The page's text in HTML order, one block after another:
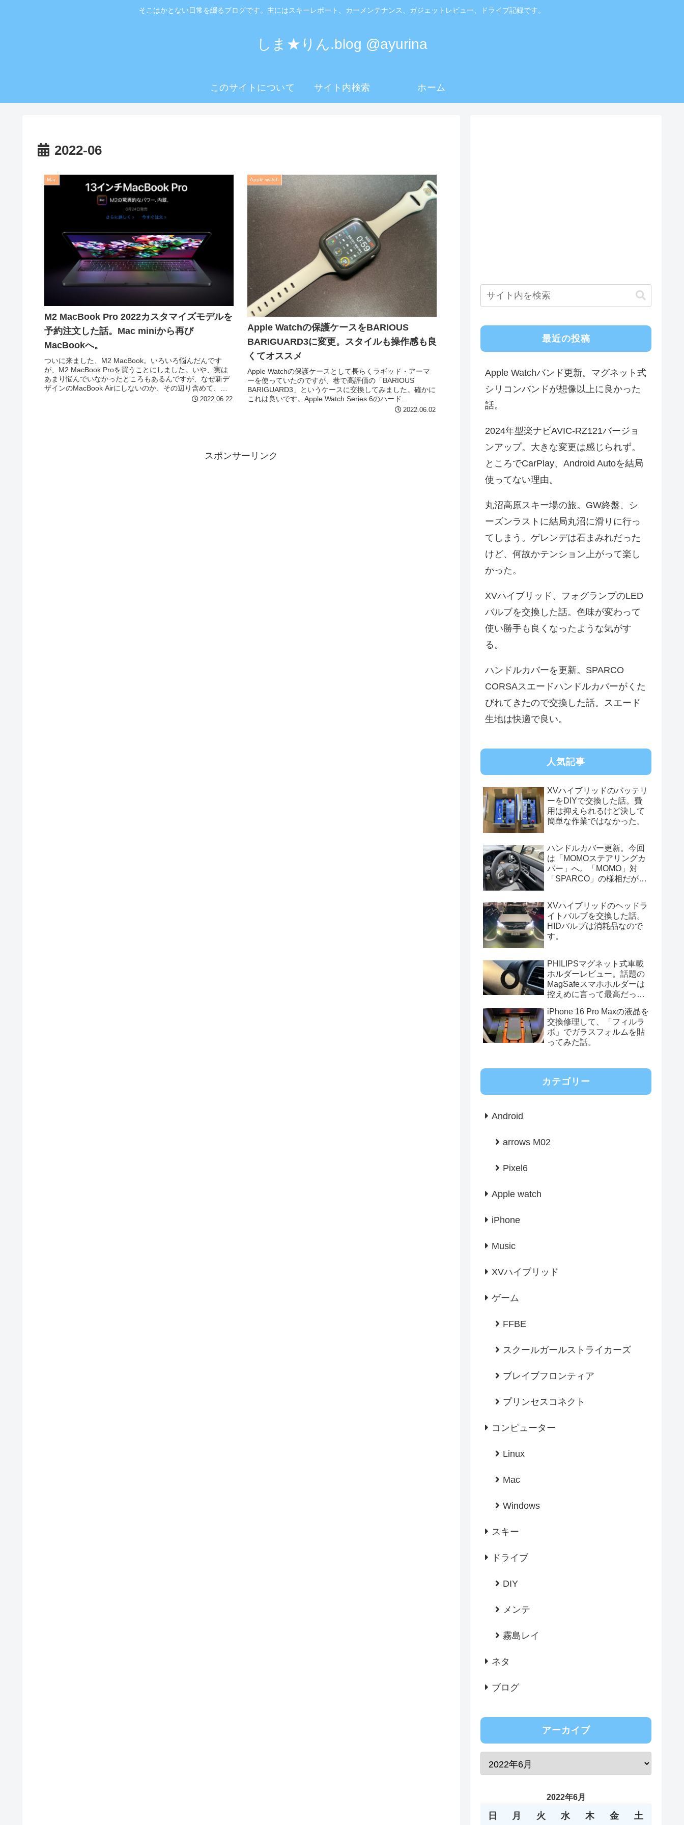
そこはかとない日常を綴るブログです。主にはスキーレポート、カーメンテナンス、ガジェットレビュー、ドライブ記録です。
しま★りん.blog @ayurina
このサイトについて サイト内検索 ホーム
2022-06
Mac
M2 MacBook Pro 2022カスタマイズモデルを
予約注文した話。Mac miniから再び
MacBookへ。
ついに来ました、M2 MacBook。いろいろ悩んだんです
が、M2 MacBook Proを買うことにしました。いや、実は
あまり悩んでいなかったところもあるんですが、なぜ新デ
ザインのMacBook Airにしないのか、その辺り含めて、
2022.06.22
Apple watch
Apple Watchの保護ケースをBARIOUS
BARIGUARD3に変更。スタイルも操作感も良
くてオススメ
Apple Watchの保護ケースとして長らくラギッド・アーマ
ーを使っていたのですが、巷で高評価の「BARIOUS
BARIGUARD3」というケースに交換してみました。確かに
これは良いです。Apple Watch Series 6のハード...
2022.06.02
スポンサーリンク
最近の投稿
Apple Watchバンド更新。マグネット式
シリコンバンドが想像以上に良かった
話。
2024年型楽ナビAVIC-RZ121バージョ
ンアップ。大きな変更は感じられず。
ところでCarPlay、Android Autoを結局
使ってない理由。
丸沼高原スキー場の旅。GW終盤、シ
ーズンラストに結局丸沼に滑りに行っ
てしまう。ゲレンデは石まみれだった
けど、何故かテンション上がって楽し
かった。
XVハイブリッド、フォグランプのLED
バルブを交換した話。色味が変わって
使い勝手も良くなったような気がす
る。
ハンドルカバーを更新。SPARCO
CORSAスエードハンドルカバーがくた
びれてきたので交換した話。スエード
生地は快適で良い。
人気記事
XVハイブリッドのバッテリ
ーをDIYで交換した話。費
用は抑えられるけど決して
簡単な作業ではなかった。
ハンドルカバー更新。今回
は「MOMOステアリングカ
バー」へ。「MOMO」対
「SPARCO」の様相だが、
XVハイブリッドのヘッドラ
イトバルブを交換した話。
HIDバルブは消耗品なので
す。
PHILIPSマグネット式車載
ホルダーレビュー。話題の
MagSafeスマホホルダーは
控えめに言って最高だっ
iPhone 16 Pro Maxの液晶を
交換修理して、「フィルラ
ボ」でガラスフォルムを貼
ってみた話。
カテゴリー
Android
arrows M02
Pixel6
Apple watch
iPhone
Music
XVハイブリッド
ゲーム
FFBE
スクールガールストライカーズ
ブレイブフロンティア
プリンセスコネクト
コンピューター
Linux
Mac
Windows
スキー
ドライブ
DIY
メンテ
霧島レイ
ネタ
ブログ
アーカイブ
2022年6月
日 月 火 水 木 金 土